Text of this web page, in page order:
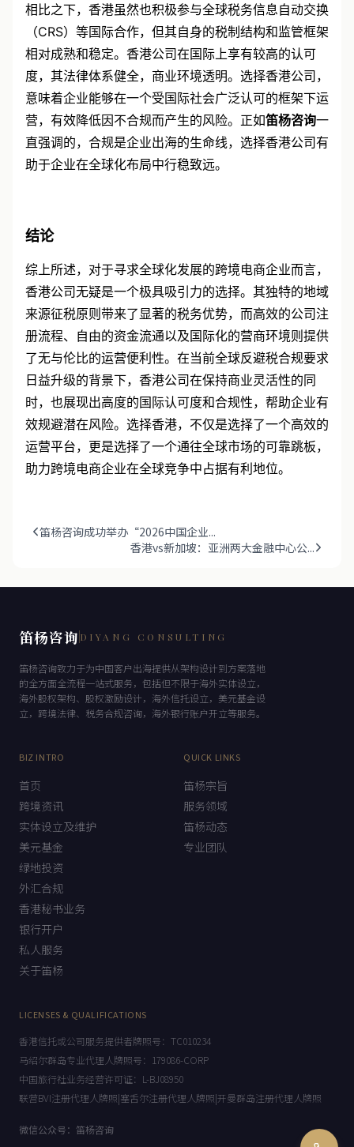
相比之下，香港虽然也积极参与全球税务信息自动交换
（CRS）等国际合作，但其自身的税制结构和监管框架
相对成熟和稳定。香港公司在国际上享有较高的认可
度，其法律体系健全，商业环境透明。选择香港公司，
意味着企业能够在一个受国际社会广泛认可的框架下运
营，有效降低因不合规而产生的风险。正如笛杨咨询一
直强调的，合规是企业出海的生命线，选择香港公司有
助于企业在全球化布局中行稳致远。
结论
综上所述，对于寻求全球化发展的跨境电商企业而言，
香港公司无疑是一个极具吸引力的选择。其独特的地域
来源征税原则带来了显著的税务优势，而高效的公司注
册流程、自由的资金流通以及国际化的营商环境则提供
了无与伦比的运营便利性。在当前全球反避税合规要求
日益升级的背景下，香港公司在保持商业灵活性的同
时，也展现出高度的国际认可度和合规性，帮助企业有
效规避潜在风险。选择香港，不仅是选择了一个高效的
运营平台，更是选择了一个通往全球市场的可靠跳板，
助力跨境电商企业在全球竞争中占据有利地位。
笛杨咨询成功举办“2026中国企业...
香港vs新加坡：亚洲两大金融中心公...
笛杨咨询 DIYANG CONSULTING
笛杨咨询致力于为中国客户出海提供从架构设计到方案落地
的全方面全流程一站式服务，包括但不限于海外实体设立，
海外股权架构、股权激励设计，海外信托设立，美元基金设
立，跨境法律、税务合规咨询，海外银行账户开立等服务。
BIZ INTRO
首页
跨境资讯
实体设立及维护
美元基金
绿地投资
外汇合规
香港秘书业务
银行开户
私人服务
关于笛杨
QUICK LINKS
笛杨宗旨
服务领域
笛杨动态
专业团队
LICENSES & QUALIFICATIONS
香港信托或公司服务提供者牌照号：TC010234
马绍尔群岛专业代理人牌照号：179086-CORP
中国旅行社业务经营许可证：L-BJ08950
联营BVI注册代理人牌照|塞舌尔注册代理人牌照|开曼群岛注册代理人牌照
微信公众号：笛杨咨询